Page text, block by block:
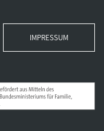
IMPRESSUM